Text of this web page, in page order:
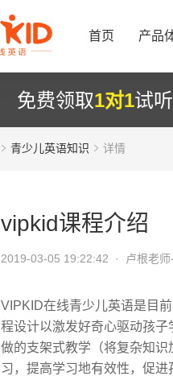
首页 产品
免费领取1对1试
青少儿英语知识 详情
vipkid课程介绍
2019-03-05 19:22:42 · 卢根老
VIPKID在线青少儿英语是目
程设计以激发好奇心驱动孩
做的支架式教学（将复杂知
习，提高学习地有效性，促进